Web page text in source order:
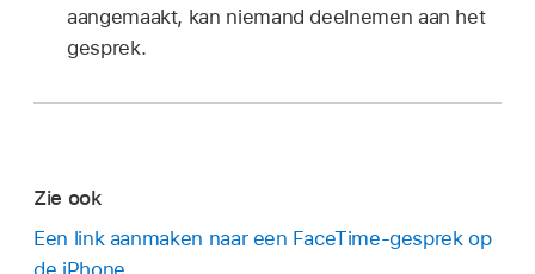
aangemaakt, kan niemand deelnemen aan het
gesprek.
Zie ook
Een link aanmaken naar een FaceTime-gesprek op